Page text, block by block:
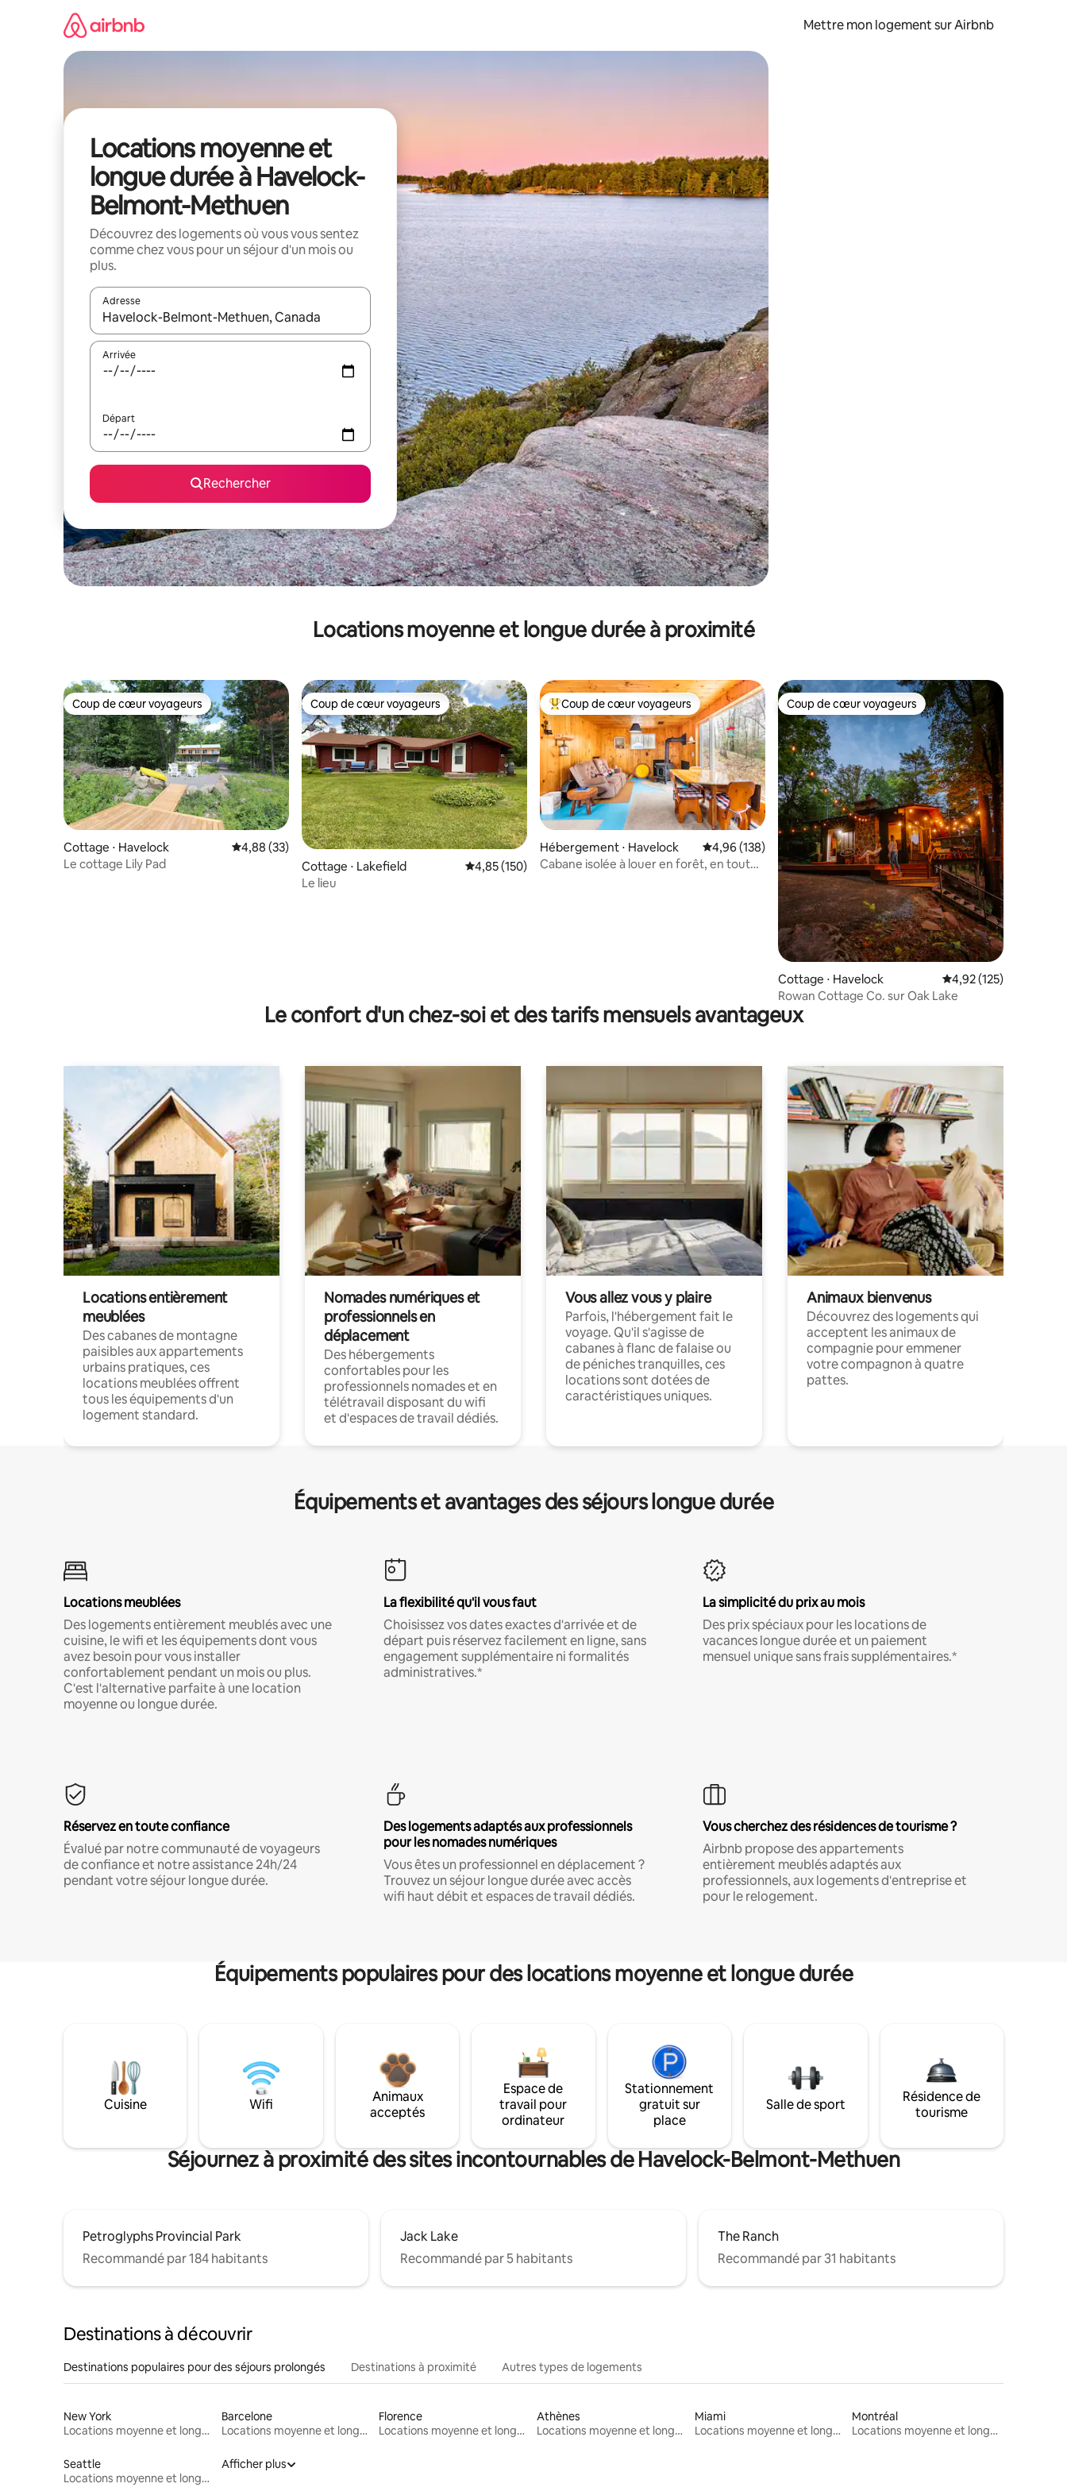
Mettre mon logement sur Airbnb
Locations moyenne et
longue durée à Havelock-
Belmont-Methuen
Découvrez des logements où vous vous sentez
comme chez vous pour un séjour d'un mois ou
plus.
Adresse
Lorsque les résultats s'affichent, utilisez les flèches vers le haut et vers le bas pour les parcourir ou en appuyant et en faisant glisser.
Arrivée
Départ
Rechercher
Locations moyenne et longue durée à proximité
Coup de cœur voyageurs
Coup de cœur voyageurs
Cottage ⋅ Havelock Évaluation moyenne sur la base de 33 commentaires : 4,88 sur 5
4,88 (33)
Le cottage Lily Pad
Coup de cœur voyageurs
Coup de cœur voyageurs
Cottage ⋅ Lakefield Évaluation moyenne sur la base de 150 commentaires : 4,85 sur 5
4,85 (150)
Le lieu
Coups de cœur voyageurs les plus appréciés
Coup de cœur voyageurs
Hébergement ⋅ Havelock Évaluation moyenne sur la base de 138 commentaires : 4,96 sur 5
4,96 (138)
Cabane isolée à louer en forêt, en toutes
Coup de cœur voyageurs
Coup de cœur voyageurs
Cottage ⋅ Havelock Évaluation moyenne
4,92 (125)
Rowan Cottage Co. sur Oak Lake
Le confort d'un chez-soi et des tarifs mensuels avantageux
Locations entièrement
meublées
Des cabanes de montagne
paisibles aux appartements
urbains pratiques, ces
locations meublées offrent
tous les équipements d'un
logement standard.
Nomades numériques et
professionnels en
déplacement
Des hébergements
confortables pour les
professionnels nomades et en
télétravail disposant du wifi
et d'espaces de travail dédiés.
Vous allez vous y plaire
Parfois, l'hébergement fait le
voyage. Qu'il s'agisse de
cabanes à flanc de falaise ou
de péniches tranquilles, ces
locations sont dotées de
caractéristiques uniques.
Animaux bienvenus
Découvrez des logements qui
acceptent les animaux de
compagnie pour emmener
votre compagnon à quatre
pattes.
Équipements et avantages des séjours longue durée
Locations meublées
Des logements entièrement meublés avec une
cuisine, le wifi et les équipements dont vous
avez besoin pour vous installer
confortablement pendant un mois ou plus.
C'est l'alternative parfaite à une location
moyenne ou longue durée.
La flexibilité qu'il vous faut
Choisissez vos dates exactes d'arrivée et de
départ puis réservez facilement en ligne, sans
engagement supplémentaire ni formalités
administratives.*
La simplicité du prix au mois
Des prix spéciaux pour les locations de
vacances longue durée et un paiement
mensuel unique sans frais supplémentaires.*
Réservez en toute confiance
Évalué par notre communauté de voyageurs
de confiance et notre assistance 24h/24
pendant votre séjour longue durée.
Des logements adaptés aux professionnels
pour les nomades numériques
Vous êtes un professionnel en déplacement ?
Trouvez un séjour longue durée avec accès
wifi haut débit et espaces de travail dédiés.
Vous cherchez des résidences de tourisme ?
Airbnb propose des appartements
entièrement meublés adaptés aux
professionnels, aux logements d'entreprise et
pour le relogement.
Équipements populaires pour des locations moyenne et longue durée
Cuisine Wifi
Animaux
acceptés
Espace de
travail pour
ordinateur
Stationnement
gratuit sur
place
Salle de sport
Résidence de
tourisme
Séjournez à proximité des sites incontournables de Havelock-Belmont-Methuen
Petroglyphs Provincial Park
Recommandé par 184 habitants
Jack Lake
Recommandé par 5 habitants
The Ranch
Recommandé par 31 habitants
Destinations à découvrir
Destinations populaires pour des séjours prolongés Destinations à proximité Autres types de logements
New York
Locations moyenne et longue durée
Barcelone
Locations moyenne et longue durée
Florence
Locations moyenne et longue durée
Athènes
Locations moyenne et longue durée
Miami
Locations moyenne et longue durée
Montréal
Locations moyenne et longue durée
Seattle
Locations moyenne et longue durée
Afficher plus